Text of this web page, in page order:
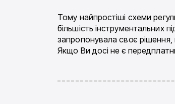
Тому найпростіші схеми
більшість інструментальних
запропонувала своє рішення,
Якщо Ви досі не є